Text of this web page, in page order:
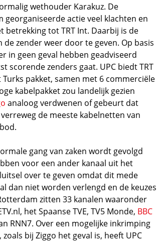
wethouder Karakuz. De
actie veel klachten en
tot TRT Int. Daarbij is de
zender weer door te geven. Op basis
in geen geval hebben geadviseerd
scorende zenders gaat. UPC biedt TRT
pakket, samen met 6 commerciële
kabelpakket zou landelijk gezien
analoog verdwenen of gebeurt dat
verreweg de meeste kabelnetten van
gang van zaken wordt gevolgd
voor een ander kanaal uit het
over te geven omdat dit mede
dan niet worden verlengd en de keuzes
zitten 33 kanalen waaronder
het Spaanse TVE, TV5 Monde, BBC
RNN7. Over een mogelijke inkrimping
bij Ziggo het geval is, heeft UPC